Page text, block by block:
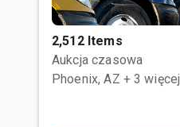
2,512 Items
Aukcja czasowa
Phoenix, AZ + 3 więcej